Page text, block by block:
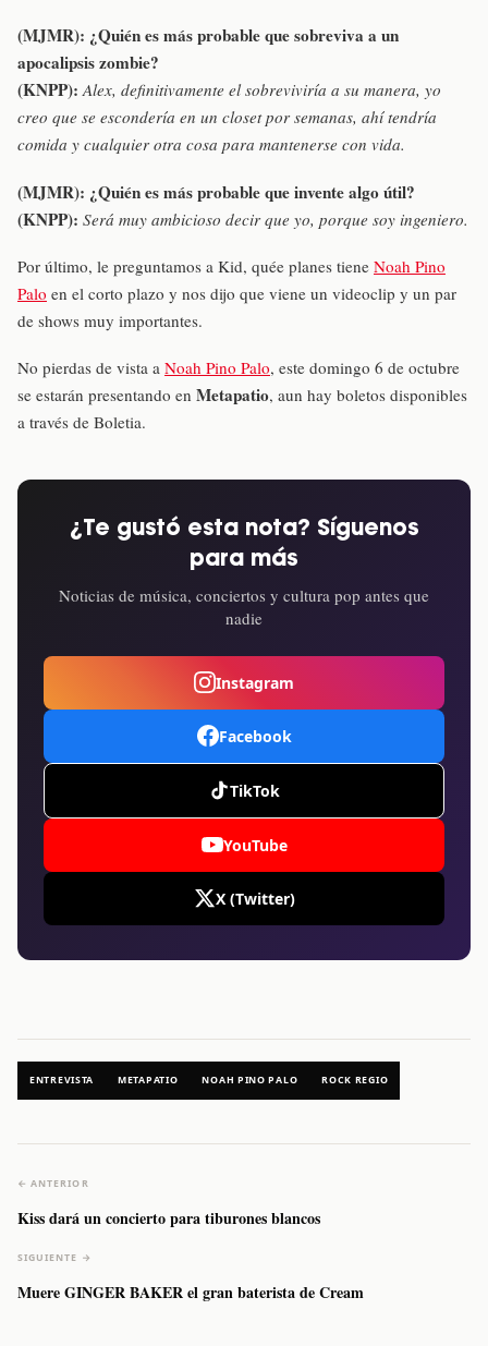
(MJMR): ¿Quién es más probable que sobreviva a un
apocalipsis zombie?
(KNPP): Alex, definitivamente el sobreviviría a su manera, yo
creo que se escondería en un closet por semanas, ahí tendría
comida y cualquier otra cosa para mantenerse con vida.
(MJMR): ¿Quién es más probable que invente algo útil?
(KNPP): Será muy ambicioso decir que yo, porque soy ingeniero.
Por último, le preguntamos a Kid, quée planes tiene Noah Pino
Palo en el corto plazo y nos dijo que viene un videoclip y un par
de shows muy importantes.
No pierdas de vista a Noah Pino Palo, este domingo 6 de octubre
se estarán presentando en Metapatio, aun hay boletos disponibles
a través de Boletia.
¿Te gustó esta nota? Síguenos
para más
Noticias de música, conciertos y cultura pop antes que
nadie
Instagram
Facebook
TikTok
YouTube
X (Twitter)
ENTREVISTA METAPATIO NOAH PINO PALO ROCK REGIO
← ANTERIOR
Kiss dará un concierto para tiburones blancos
SIGUIENTE →
Muere GINGER BAKER el gran baterista de Cream